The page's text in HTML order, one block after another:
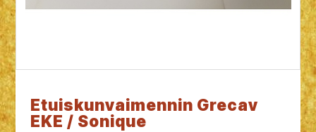
Etuiskunvaimennin Grecav
EKE / Sonique